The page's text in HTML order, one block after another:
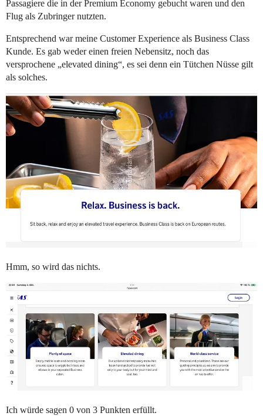
Passagiere die in der Premium Economy gebucht waren und den
Flug als Zubringer nutzten.
Entsprechend war meine Customer Experience als Business Class
Kunde. Es gab weder einen freien Nebensitz, noch das
versprochene „elevated dining“, es sei denn ein Tütchen Nüsse gilt
als solches.
Hmm, so wird das nichts.
Ich würde sagen 0 von 3 Punkten erfüllt.